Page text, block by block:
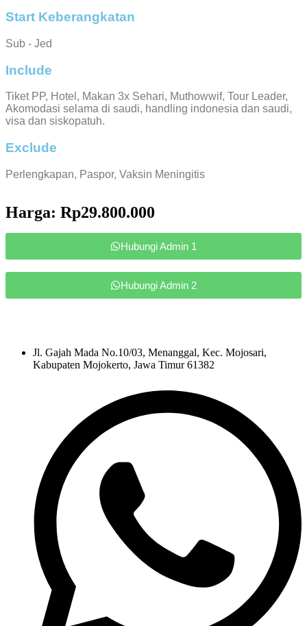
Start Keberangkatan
Sub - Jed
Include
Tiket PP, Hotel, Makan 3x Sehari, Muthowwif, Tour Leader,
Akomodasi selama di saudi, handling indonesia dan saudi,
visa dan siskopatuh.
Exclude
Perlengkapan, Paspor, Vaksin Meningitis
Harga: Rp29.800.000
Hubungi Admin 1
Hubungi Admin 2
Jl. Gajah Mada No.10/03, Menanggal, Kec. Mojosari,
Kabupaten Mojokerto, Jawa Timur 61382